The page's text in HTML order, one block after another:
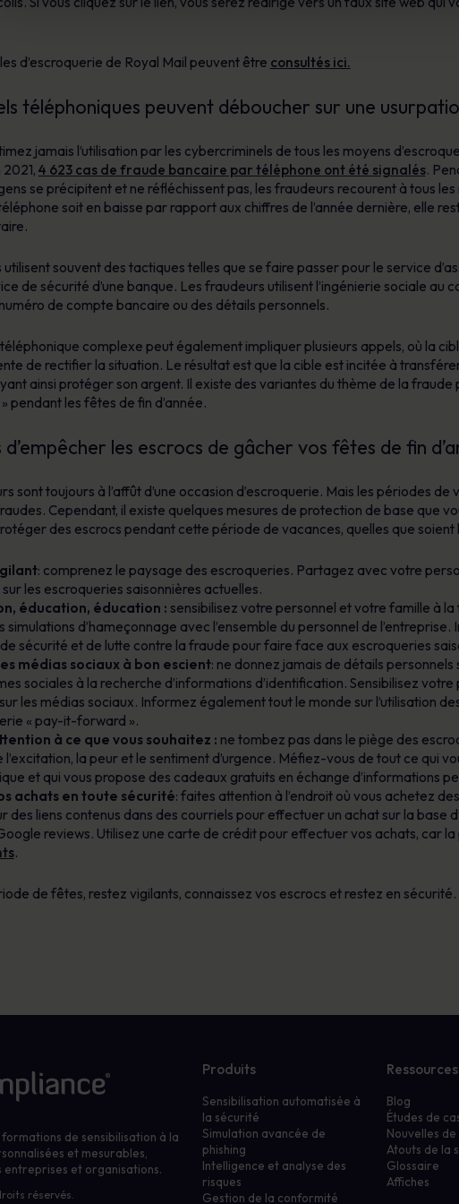
d’escroquerie de Royal Mail peuvent être consultés ici.
téléphoniques peuvent déboucher sur une
jamais l’utilisation par les cybercriminels de tous les moyens
4 623 cas de fraude bancaire par téléphone ont été signalés.
se précipitent et ne réfléchissent pas, les fraudeurs recourent à tous
soit en baisse par rapport aux chiffres de l’année dernière, elle
utilisent souvent des tactiques telles que se faire passer pour le service
de sécurité d’une banque. Les fraudeurs utilisent l’ingénierie sociale au
numéro de compte bancaire ou des détails personnels.
complexe peut également impliquer plusieurs appels, où la
de rectifier la situation. Le résultat est que la cible est incitée à
ainsi protéger son argent. Il existe des variantes du thème de la
» pendant les fêtes de fin d’année.
les escrocs de gâcher vos fêtes de fin
sont toujours à l’affût d’une occasion d’escroquerie. Mais les périodes
Cependant, il existe quelques mesures de protection de base que
des escrocs pendant cette période de vacances, quelles que soient
: comprenez le paysage des escroqueries. Partagez avec votre
les escroqueries saisonnières actuelles.
éducation, éducation : sensibilisez votre personnel et votre famille à
simulations d’hameçonnage avec l’ensemble du personnel de
sécurité et de lutte contre la fraude pour faire face aux escroqueries
médias sociaux à bon escient: ne donnez jamais de détails
sociales à la recherche d’informations d’identification. Sensibilisez
les médias sociaux. Informez également tout le monde sur l’utilisation
« pay-it-forward ».
à ce que vous souhaitez : ne tombez pas dans le piège des
l’excitation, la peur et le sentiment d’urgence. Méfiez-vous de tout ce qui
et qui vous propose des cadeaux gratuits en échange d’informations
achats en toute sécurité: faites attention à l’endroit où vous achetez
des liens contenus dans des courriels pour effectuer un achat sur la base
reviews. Utilisez une carte de crédit pour effectuer vos achats, car
.
de fêtes, restez vigilants, connaissez vos escrocs et restez en sécurité.
de sensibilisation à la
et mesurables,
entreprises et organisations.
réservés.
Produits
Sensibilisation automatisée à
la sécurité
Simulation avancée de
phishing
Intelligence et analyse des
risques
Gestion de la conformité
Ressources
Blog
Études de
Nouvelles
Atouts de la
Glossaire
Affiches